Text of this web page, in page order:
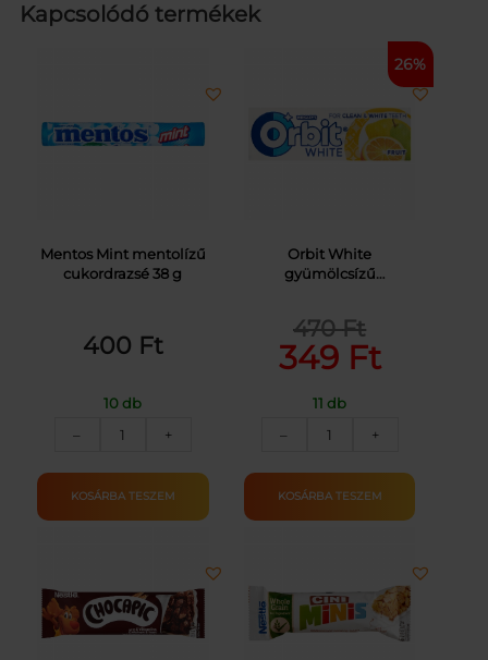
Kapcsolódó termékek
Mentos Mint mentolízű
cukordrazsé 38 g
400 Ft
10 db
–
MENTOS
MENTOL-
MINT
+
KOSÁRBA TESZEM
26%
Orbit White
gyümölcsízű
470Ft
Original
price
470 Ft.
349 Ft
Current
price
349 Ft.
11 db
–
ORBIT
FRUIT
DRAZSÉ
+
KOSÁRBA TESZEM